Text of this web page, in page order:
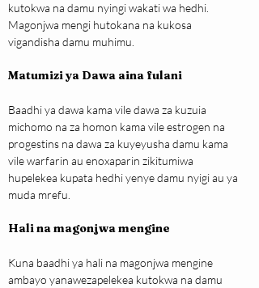
kutokwa na damu nyingi wakati wa hedhi.
Magonjwa mengi hutokana na kukosa
vigandisha damu muhimu.
Matumizi ya Dawa aina fulani
Baadhi ya dawa kama vile dawa za kuzuia
michomo na za homon kama vile estrogen na
progestins na dawa za kuyeyusha damu kama
vile warfarin au enoxaparin zikitumiwa
hupelekea kupata hedhi yenye damu nyigi au ya
muda mrefu.
Hali na magonjwa mengine
Kuna baadhi ya hali na magonjwa mengine
ambayo yanawezapelekea kutokwa na damu